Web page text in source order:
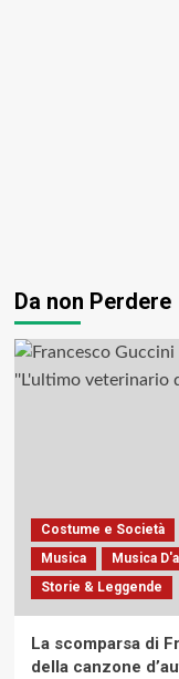
Da non Perdere
Costume e Società
Musica
Musica
Storie & Leggende
La scomparsa di
della canzone